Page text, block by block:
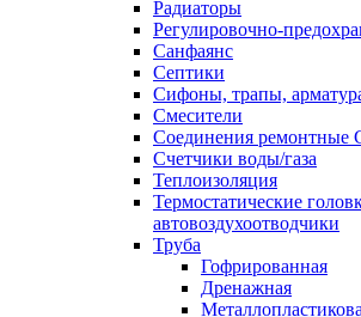
Радиаторы
Регулировочно-
Санфаянс
Септики
Сифоны, трапы,
Смесители
Соединения ремонтные
Счетчики воды/газа
Теплоизоляция
Термостатические
автовоздухоотводчики
Труба
Гофрированная
Дренажная